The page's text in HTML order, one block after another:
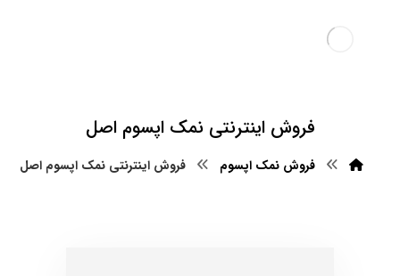
فروش اینترنتی نمک اپسوم اصل
فروش نمک اپسوم فروش اینترنتی نمک اپسوم اصل